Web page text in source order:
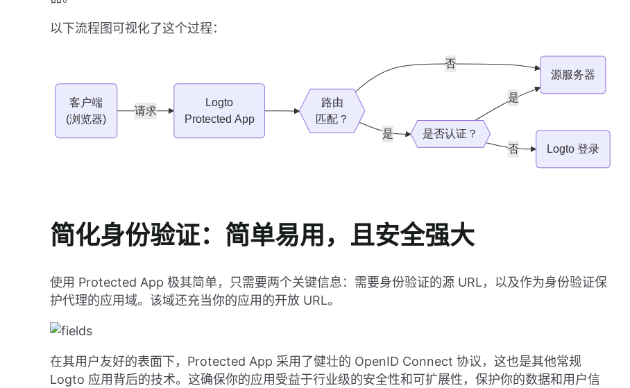
以下流程图可视化了这个过程：
简化身份验证：简单易用，且安全强大
使用 Protected App 极其简单，只需要两个关键信息：需要身份验证的源 URL，以及作为身份验证保
护代理的应用域。该域还充当你的应用的开放 URL。
在其用户友好的表面下，Protected App 采用了健壮的 OpenID Connect 协议，这也是其他常规
Logto 应用背后的技术。这确保你的应用受益于行业级的安全性和可扩展性，保护你的数据和用户信